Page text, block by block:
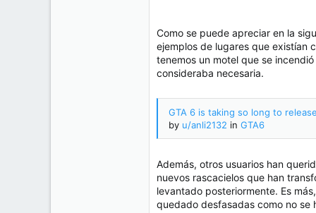
Como se puede apreciar en la
ejemplos de lugares que existían
tenemos un motel que se
consideraba necesaria.
GTA 6 is taking so long to
by u/anli2132 in GTA6
Además, otros usuarios han
nuevos rascacielos que han
levantado posteriormente. Es
quedado desfasadas como no se